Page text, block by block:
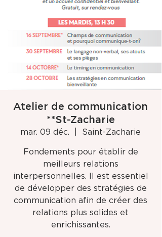
Atelier de communication
**St-Zacharie
mar. 09 déc. Saint-Zacharie
Fondements pour établir de
meilleurs relations
interpersonnelles. Il est essentiel
de développer des stratégies de
communication afin de créer des
relations plus solides et
enrichissantes.